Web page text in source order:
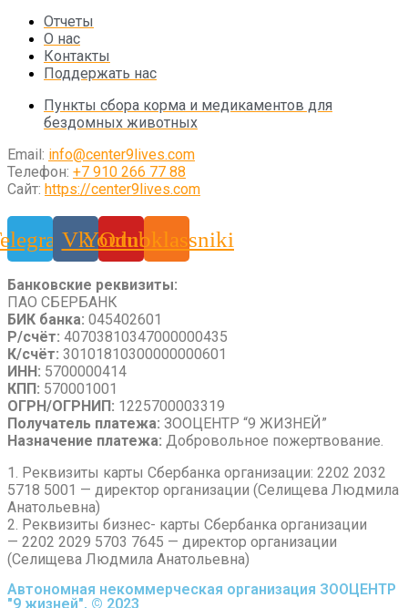
Отчеты
О нас
Контакты
Поддержать нас
Пункты сбора корма и медикаментов для
бездомных животных
Email: info@center9lives.com
Телефон: +7 910 266 77 88
Сайт: https://center9lives.com
VkYoutube
Odnoklassniki
Банковские реквизиты:
ПАО СБЕРБАНК
БИК банка: 045402601
Р/счёт: 40703810347000000435
К/счёт: 30101810300000000601
ИНН: 5700000414
КПП: 570001001
ОГРН/ОГРНИП: 1225700003319
Получатель платежа: ЗООЦЕНТР “9 ЖИЗНЕЙ”
Назначение платежа: Добровольное пожертвование.
1. Реквизиты карты Сбербанка организации: 2202 2032
5718 5001 — директор организации (Селищева Людмила
Анатольевна)
2. Реквизиты бизнес- карты Сбербанка организации
— 2202 2029 5703 7645 — директор организации
(Селищева Людмила Анатольевна)
Автономная некоммерческая организация ЗООЦЕНТР
"9 жизней", © 2023